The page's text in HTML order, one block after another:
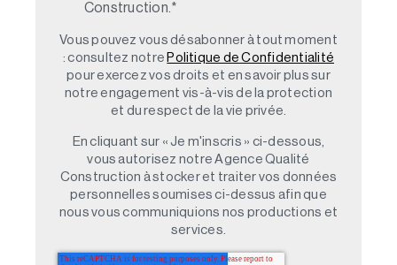
Construction. *
Vous pouvez vous désabonner à tout moment
: consultez notre Politique de Confidentialité
pour exercez vos droits et en savoir plus sur
notre engagement vis-à-vis de la protection
et du respect de la vie privée.
En cliquant sur « Je m'inscris » ci-dessous,
vous autorisez notre Agence Qualité
Construction à stocker et traiter vos données
personnelles soumises ci-dessus afin que
nous vous communiquions nos productions et
services.